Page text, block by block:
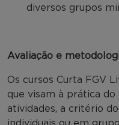
diversos grupos
Avaliação e
Os cursos Curta FGV
que visam à prática do
atividades, a critério
individuais ou em